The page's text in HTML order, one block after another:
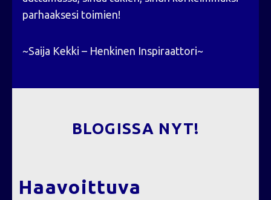
parhaaksesi toimien!
~Saija Kekki – Henkinen Inspiraattori~
BLOGISSA NYT!
Haavoittuva